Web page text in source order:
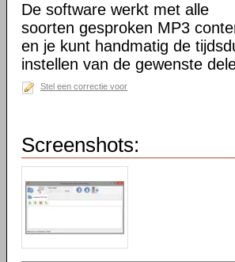
De software werkt met alle
soorten gesproken MP3
en je kunt handmatig de
instellen van de gewenste
Stel een correctie voor
Screenshots: